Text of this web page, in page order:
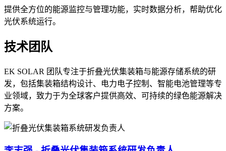
提供全方位的能源监控与管理功能，实时数据分析，帮助优化
光伏系统运行。
技术团队
EK SOLAR 团队专注于折叠光伏集装箱与能源存储系统的研
发，包括集装箱结构设计、电力电子控制、智能电池管理等专
业领域，致力于为全球客户提供高效、可持续的绿色能源解决
方案。